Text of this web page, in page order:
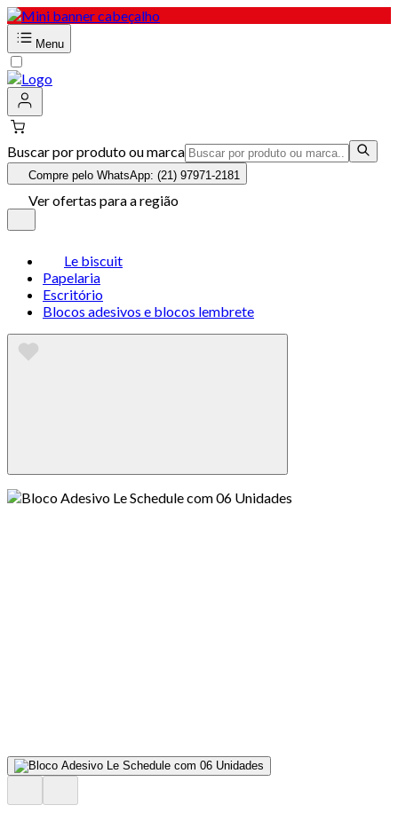
Menu
Buscar por produto ou marca
Compre pelo WhatsApp: (21) 97971-2181
Ver ofertas para a região
Le biscuit
Papelaria
Escritório
Blocos adesivos e blocos lembrete